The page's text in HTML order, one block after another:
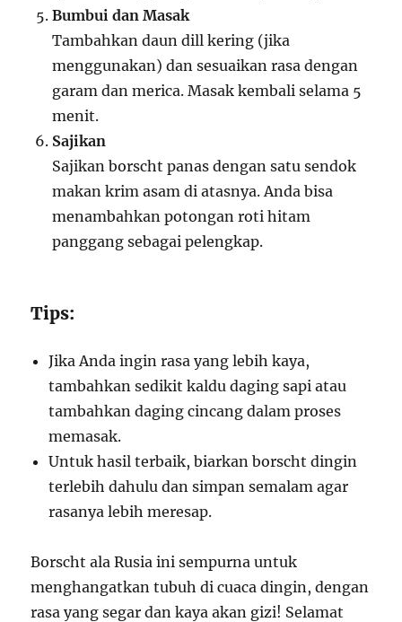
Bumbui dan Masak
Tambahkan daun dill kering (jika
menggunakan) dan sesuaikan rasa dengan
garam dan merica. Masak kembali selama 5
menit.
Sajikan
Sajikan borscht panas dengan satu sendok
makan krim asam di atasnya. Anda bisa
menambahkan potongan roti hitam
panggang sebagai pelengkap.
Tips:
Jika Anda ingin rasa yang lebih kaya,
tambahkan sedikit kaldu daging sapi atau
tambahkan daging cincang dalam proses
memasak.
Untuk hasil terbaik, biarkan borscht dingin
terlebih dahulu dan simpan semalam agar
rasanya lebih meresap.
Borscht ala Rusia ini sempurna untuk
menghangatkan tubuh di cuaca dingin, dengan
rasa yang segar dan kaya akan gizi! Selamat